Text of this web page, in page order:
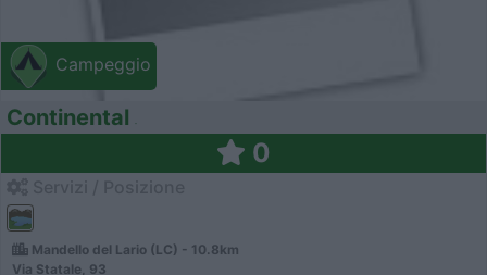
Campeggio
Continental
0
Mandello del Lario (LC) - 10.8km
Via Statale, 93